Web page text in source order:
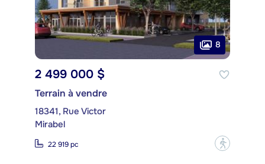
8
2 499 000 $
Terrain à vendre
18341, Rue Victor
Mirabel
22 919 pc ?